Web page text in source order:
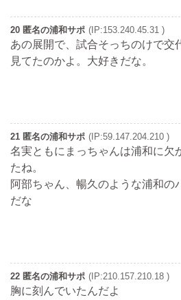
20 匿名の浦和サポ (IP:153.240.45.31 )
あの展開で、試合そっちのけで交
見てたのかよ。大好きだな。
21 匿名の浦和サポ (IP:59.147.204.210 )
名実ともにまっちゃんは浦和に欠
たね。
阿部ちゃん、暢久のような浦和の
だな
22 匿名の浦和サポ (IP:210.157.210.18 )
胸に刻んでいたんだよ